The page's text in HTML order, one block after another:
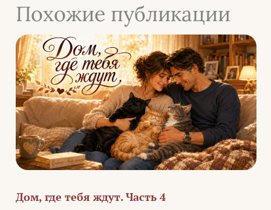
Похожие публикации
Дом, где тебя ждут. Часть 4